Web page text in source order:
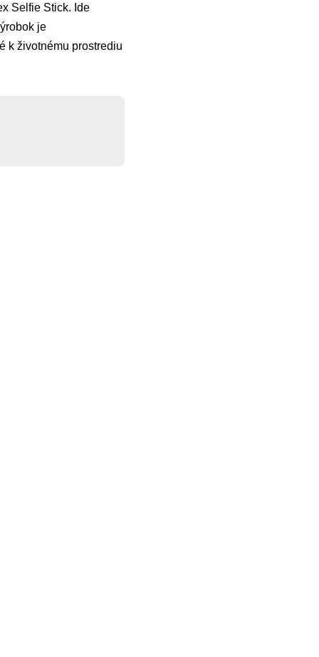
Selfie Stick. Ide
je
k životnému prostrediu